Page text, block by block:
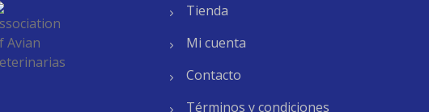
Tienda
Mi cuenta
Contacto
Términos y condiciones